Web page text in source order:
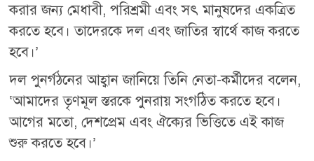
করার জন্য মেধাবী, পরিশ্রমী এবং সৎ মানুষদের একত্রিত
করতে হবে। তাদেরকে দল এবং জাতির স্বার্থে কাজ করতে
হবে।’
দল পুনর্গঠনের আহ্বান জানিয়ে তিনি নেতা-কর্মীদের বলেন,
‘আমাদের তৃণমূল স্তরকে পুনরায় সংগঠিত করতে হবে।
আগের মতো, দেশপ্রেম এবং ঐক্যের ভিত্তিতে এই কাজ
শুরু করতে হবে।’